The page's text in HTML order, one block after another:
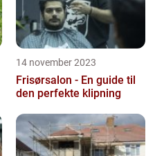
14 november 2023
Frisørsalon - En guide til
den perfekte klipning